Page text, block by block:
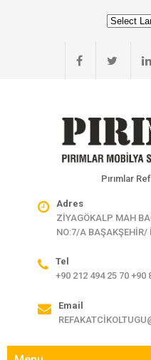
Pırımlar
Adres
ZİYAGÖKALP MAH
NO:7/A
Tel
+90 212 494 25 70 +90
Email